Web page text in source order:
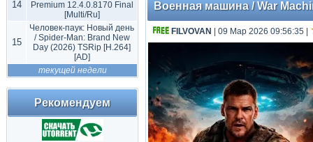
14
Premium 12.4.0.8170 Final
[Multi/Ru]
15
Человек-паук: Новый день
/ Spider-Man: Brand New
Day (2026) TSRip [H.264]
[AD]
текущей недели
Рекомендуем
Военная машина / War
FILVOVAN | 09 Мар 2026 09:56:35